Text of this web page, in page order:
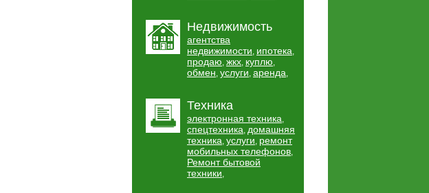
Недвижимость
агентства
недвижимости, ипотека,
продаю, жкх, куплю,
обмен, услуги, аренда,
Техника
электронная техника,
спецтехника, домашняя
техника, услуги, ремонт
мобильных телефонов,
Ремонт бытовой
техники,